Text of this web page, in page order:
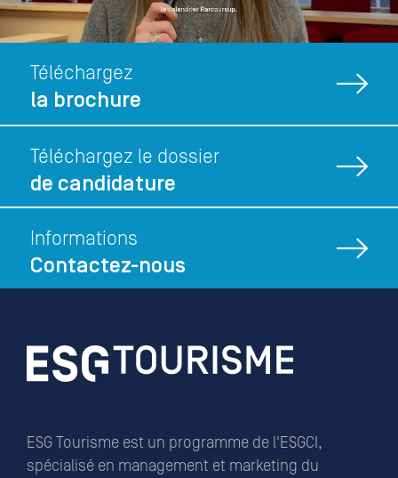
Téléchargez
la brochure
Téléchargez le dossier
de candidature
Informations
Contactez-nous
ESG Tourisme est un programme de l'ESGCI,
spécialisé en management et marketing du